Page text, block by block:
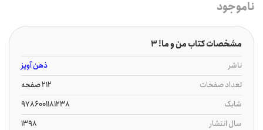
ناموجود
مشخصات کتاب من و ما! 3
ناشر
ذهن آویز
تعداد صفحات
212 صفحه
شابک
9786001181238
سال انتشار
1398